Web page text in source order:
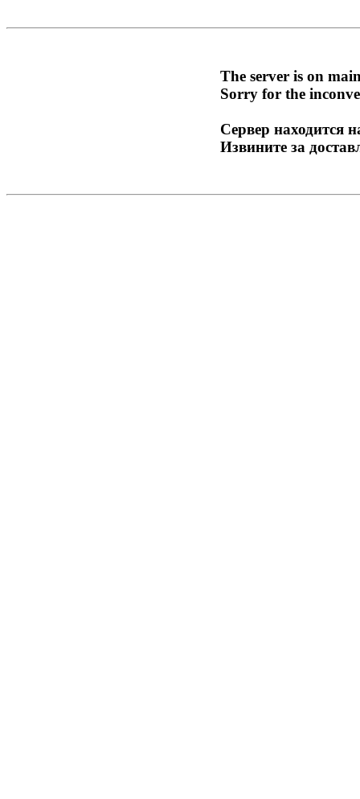
The server is on
Sorry for the
Сервер находится
Извините за